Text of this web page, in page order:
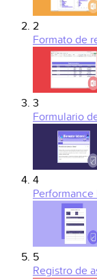
2
Formato de
3
Formulario
4
Performance
5
Registro de